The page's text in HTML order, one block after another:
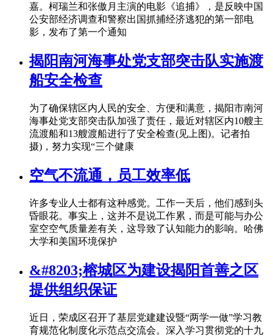
嘉。柯瑞兰和张傲月主演的电影《追捕》，是反映中国
公安部经济调查和警察出国抓捕经济逃犯的第一部电
影，发布了第一个通知
揭阳南河海事处党支部突击队实施渡
船安全检查
为了确保辖区内人民的安全、方便和满意，揭阳市南河
海事处党支部突击队加强了责任，最近对辖区内10艘主
流渡船和13艘渡船进行了安全检查(见上图)。记者拍
摄)，努力实现“三个健康
空气不流通，员工效率低
许多专业人士都有这种感觉。工作一天后，他们感到头
昏眼花。事实上，这并不是说工作累，而是可能与办公
室空空气质量差有关，这导致了认知能力的影响。哈佛
大学和美国环境保护
&#8203;榕城区为建设揭阳首善之区
提供组织保证
近日，荣成区召开了基层党建建设暨“两学一做”学习教
育规范化制度化示范点交流会。深入学习贯彻党的十九